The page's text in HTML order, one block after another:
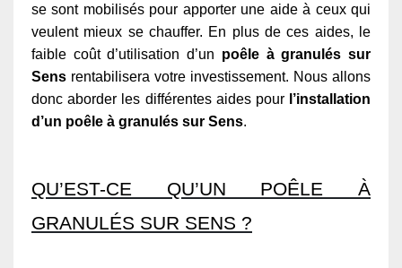
se sont mobilisés pour apporter une aide à ceux qui
veulent mieux se chauffer. En plus de ces aides, le
faible coût d’utilisation d’un poêle à granulés sur
Sens rentabilisera votre investissement. Nous allons
donc aborder les différentes aides pour l’installation
d’un poêle à granulés sur Sens.
QU’EST-CE QU’UN POÊLE À
GRANULÉS SUR SENS ?